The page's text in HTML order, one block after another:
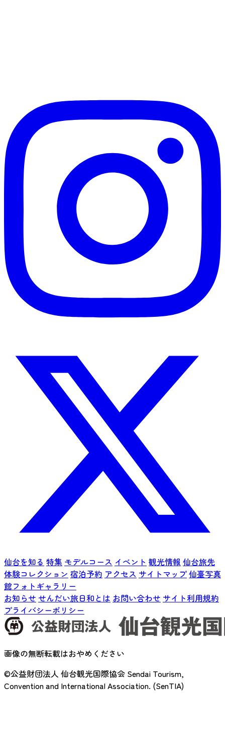
仙台を知る 特集 モデルコース イベント 観光情報 仙台旅先
体験コレクション 宿泊予約 アクセス サイトマップ仙臺写真
館フォトギャラリー
お知らせ せんだい旅日和とは お問い合わせ サイト利用規約
プライバシーポリシー
画像の無断転載はおやめください
©公益財団法人 仙台観光国際協会 Sendai Tourism,
Convention and International Association. (SenTIA)